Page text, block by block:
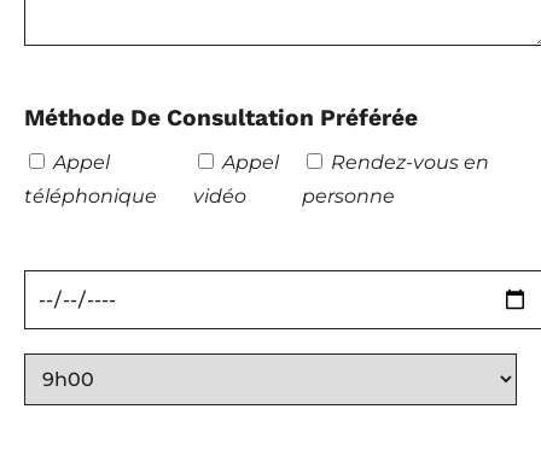
Méthode De Consultation Préférée
Appel
téléphonique
Appel
vidéo
Rendez-vous en
personne